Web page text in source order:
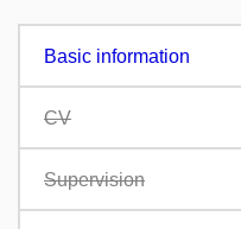
Basic information
CV
Supervision